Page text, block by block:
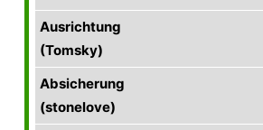
Ausrichtung
(Tomsky)
Absicherung
(stonelove)